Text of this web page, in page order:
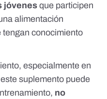
jóvenesque participen
alimentación
tengan conocimiento
especialmente en
suplemento puede
no